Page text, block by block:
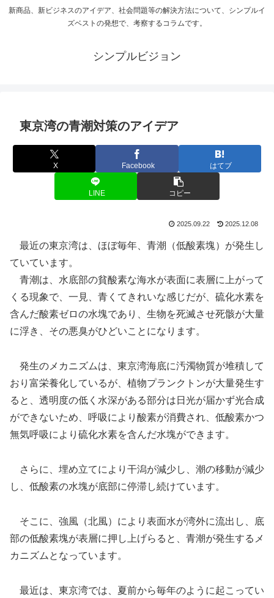
新商品、新ビジネスのアイデア、社会問題等の解決方法について、シンプルイ
ズベストの発想で、考察するコラムです。
シンプルビジョン
東京湾の青潮対策のアイデア
X Facebook はてブ
LINE コピー
2025.09.22 2025.12.08
最近の東京湾は、ほぼ毎年、青潮（低酸素塊）が発生し
ていています。
青潮は、水底部の貧酸素な海水が表面に表層に上がって
くる現象で、一見、青くてきれいな感じだが、硫化水素を
含んだ酸素ゼロの水塊であり、生物を死滅させ死骸が大量
に浮き、その悪臭がひどいことになります。
発生のメカニズムは、東京湾海底に汚濁物質が堆積して
おり富栄養化しているが、植物プランクトンが大量発生す
ると、透明度の低く水深がある部分は日光が届かず光合成
ができないため、呼吸により酸素が消費され、低酸素かつ
無気呼吸により硫化水素を含んだ水塊ができます。
さらに、埋め立てにより干潟が減少し、潮の移動が減少
し、低酸素の水塊が底部に停滞し続けています。
そこに、強風（北風）により表面水が湾外に流出し、底
部の低酸素塊が表層に押し上げらると、青潮が発生するメ
カニズムとなっています。
最近は、東京湾では、夏前から毎年のように起こってい